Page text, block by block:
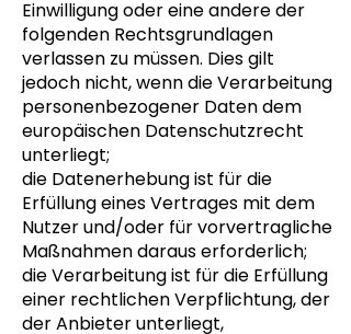
Einwilligung oder eine andere der
folgenden Rechtsgrundlagen
verlassen zu müssen. Dies gilt
jedoch nicht, wenn die Verarbeitung
personenbezogener Daten dem
europäischen Datenschutzrecht
unterliegt;
die Datenerhebung ist für die
Erfüllung eines Vertrages mit dem
Nutzer und/oder für vorvertragliche
Maßnahmen daraus erforderlich;
die Verarbeitung ist für die Erfüllung
einer rechtlichen Verpflichtung, der
der Anbieter unterliegt,